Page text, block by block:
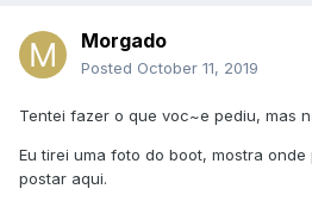
Morgado
Posted October 11, 2019
Tentei fazer o que voc~e pediu, mas
Eu tirei uma foto do boot, mostra
postar aqui.